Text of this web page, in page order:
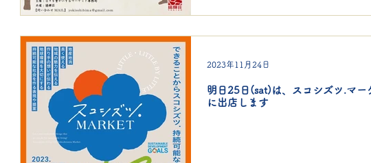
明日25日(sat)は、スコシズツ.マー
に出店します
2023年11月24日